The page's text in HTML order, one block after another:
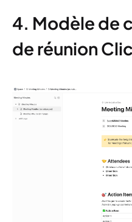
4. Modèle de
de réunion